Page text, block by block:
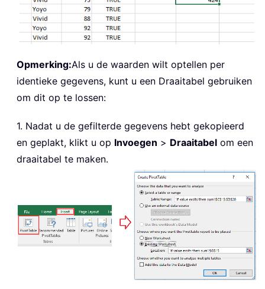
Opmerking:Als u de waarden wilt optellen per
identieke gegevens, kunt u een Draaitabel gebruiken
om dit op te lossen:
1. Nadat u de gefilterde gegevens hebt gekopieerd
en geplakt, klikt u op Invoegen > Draaitabel om een
draaitabel te maken.